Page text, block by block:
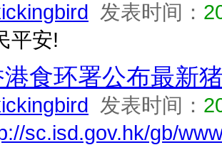
发表时间：
平安!
食环署公布最新
发表时间：
sc.isd.gov.hk/gb/